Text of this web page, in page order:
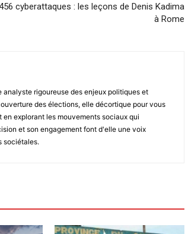
cyberattaques : les leçons de Denis Kadima
à Rome
analyste rigoureuse des enjeux politiques et
des élections, elle décortique pour vous
explorant les mouvements sociaux qui
et son engagement font d'elle une voix
sociétales.